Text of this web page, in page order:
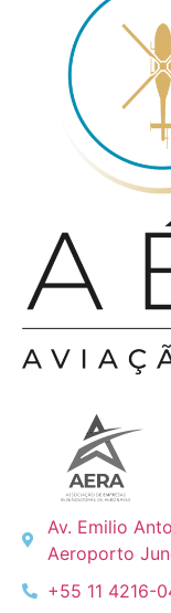
Av. Emilio
Aeroporto
+55 11 4216-